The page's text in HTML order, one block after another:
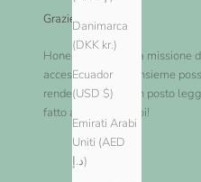
Danimarca
(DKK kr.)
Ecuador
(USD $)
Emirati Arabi
Uniti (AED
د.إ)
Grazie!
Honest Basics ha la missione
accessibile a tutti. Insieme
rendere il mondo un posto
fatto acquisti con noi!